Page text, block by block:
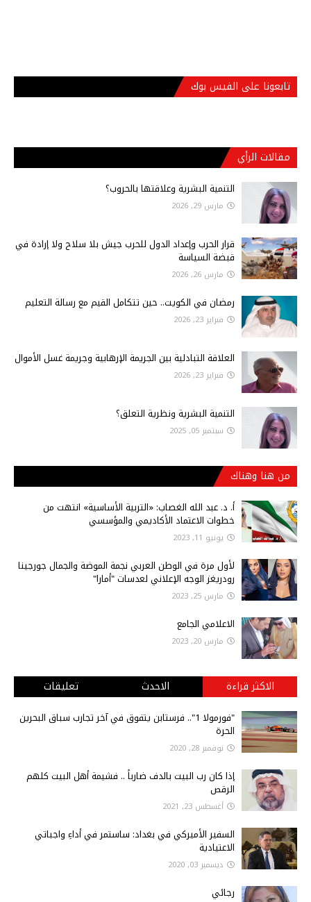
تابعونا على الفيس بوك
مقالات الرأي
التنمية البشرية وعلاقتها بالحروب؟
مارس 29, 2026
قرار الحرب وإعداد الدول للحرب جيش بلا سلاح ولا إرادة في
قبضة السياسة
مارس 26, 2026
رمضان في الكويت.. حين تتكامل القيم مع رسالة التعليم
فبراير 23, 2026
العلاقة التبادلية بين الجريمة الإرهابية وجريمة غسل الأموال
فبراير 23, 2026
التنمية البشرية ونظرية التعلق؟
سبتمبر 05, 2025
من هنا وهناك
أ‌. د. عبد الله الغصاب: «التربية الأساسية» انتهت من
خطوات الاعتماد الأكاديمي والمؤسسي
يونيو 11, 2023
لأول مرة في الوطن العربي نجمة الموضة والجمال جورجينا
رودريغز الوجه الإعلاني لعدسات "أمارا"
مارس 25, 2023
الاعلامي الجامع
مارس 20, 2023
الاكثر قراءة الاحدث تعليقات
"فورمولا 1".. فرستابن يتفوق في آخر تجارب سباق البحرين
الحرة
نوفمبر 28, 2020
إذا كان رب البيت بالدف ضارباً .. فشيمة أهل البيت كلهم
الرقص
أغسطس 23, 2021
السفير الأميركي في بغداد: ساستمر في أداءِ واجباتي
الاعتيادية
ديسمبر 03, 2020
رجائي